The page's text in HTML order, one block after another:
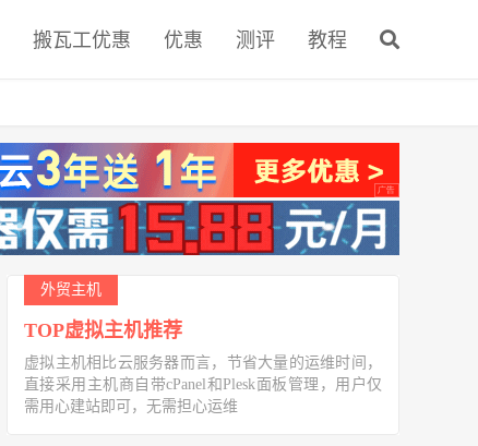
搬瓦工优惠 优惠 测评 教程
外贸主机
TOP虚拟主机推荐
虚拟主机相比云服务器而言，节省大量的运维时间，
直接采用主机商自带cPanel和Plesk面板管理，用户仅
需用心建站即可，无需担心运维